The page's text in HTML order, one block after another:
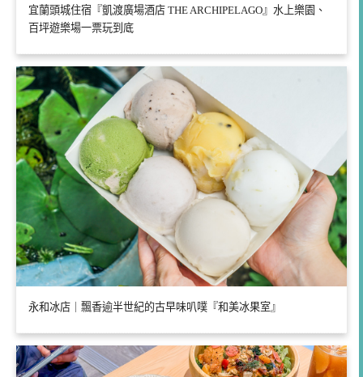
宜蘭頭城住宿『凱渡廣場酒店 THE ARCHIPELAGO』水上樂園、
百坪遊樂場一票玩到底
永和冰店｜飄香逾半世紀的古早味叭噗『和美冰果室』